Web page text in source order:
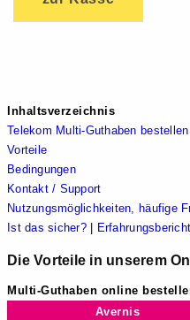
Inhaltsverzeichnis
Telekom Multi-Guthaben bestellen
Vorteile
Bedingungen
Kontakt / Support
Nutzungsmöglichkeiten, häufige
Ist das sicher?|
Die Vorteile in unserem
Multi-Guthaben online
Avernis